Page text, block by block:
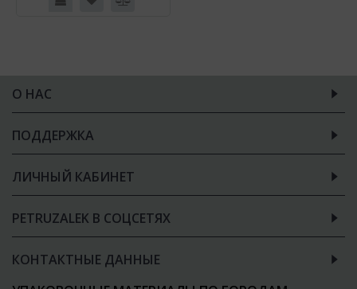
О НАС
ПОДДЕРЖКА
ЛИЧНЫЙ КАБИНЕТ
PETRUZALEK В СОЦСЕТЯХ
КОНТАКТНЫЕ ДАННЫЕ